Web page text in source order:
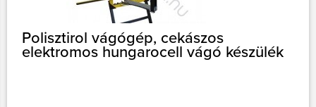
Polisztirol vágógép, cekászos
elektromos hungarocell vágó készülék